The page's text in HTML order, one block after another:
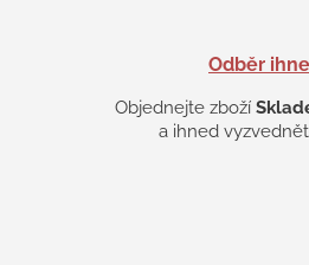
Odběr
Objednejte zboží
a ihned